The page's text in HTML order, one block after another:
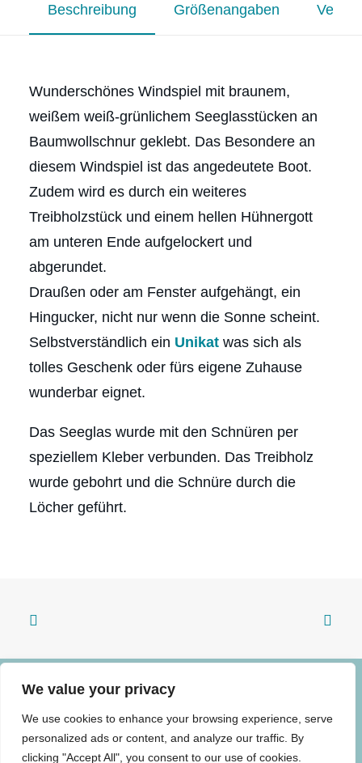
We value your privacy
We use cookies to enhance your browsing experience, serve
personalized ads or content, and analyze our traffic. By
clicking "Accept All", you consent to our use of cookies.
Beschreibung Größenangaben
Wunderschönes Windspiel mit braunem,
weißem weiß-grünlichem Seeglasstücken an
Baumwollschnur geklebt. Das Besondere an
diesem Windspiel ist das angedeutete Boot.
Zudem wird es durch ein weiteres
Treibholzstück und einem hellen Hühnergott
am unteren Ende aufgelockert und
abgerundet.
Draußen oder am Fenster aufgehängt, ein
Hingucker, nicht nur wenn die Sonne scheint.
Selbstverständlich ein Unikat was sich als
tolles Geschenk oder fürs eigene Zuhause
wunderbar eignet.
Das Seeglas wurde mit den Schnüren per
speziellem Kleber verbunden. Das Treibholz
wurde gebohrt und die Schnüre durch die
Löcher geführt.
© 2024 – 2026 Torsten-Roman Jacke | Impressum|Datenschutz|AGBs
Wideruf